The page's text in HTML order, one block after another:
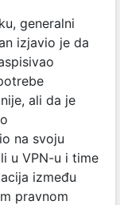
generalni
izjavio je da
ali da je
na svoju
u VPN-u i time
između
pravnom